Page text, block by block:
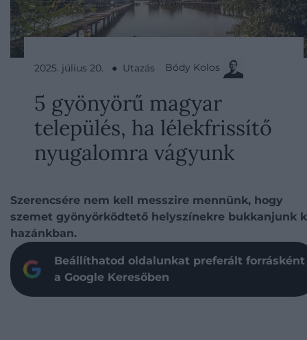
2025. július 20. ● Utazás Bódy Kolos
5 gyönyörű magyar
település, ha lélekfrissítő
nyugalomra vágyunk
Szerencsére nem kell messzire mennünk, hogy
szemet gyönyörködtető helyszínekre bukkanjunk
hazánkban.
Beállíthatod oldalunkat preferált forrásként
a Google Keresőben